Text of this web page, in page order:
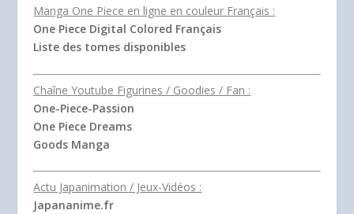
Manga One Piece en ligne en couleur Français :
One Piece Digital Colored Français
Liste des tomes disponibles
Chaîne Youtube Figurines / Goodies / Fan :
One-Piece-Passion
One Piece Dreams
Goods Manga
Actu Japanimation / Jeux-Vidéos :
Japananime.fr